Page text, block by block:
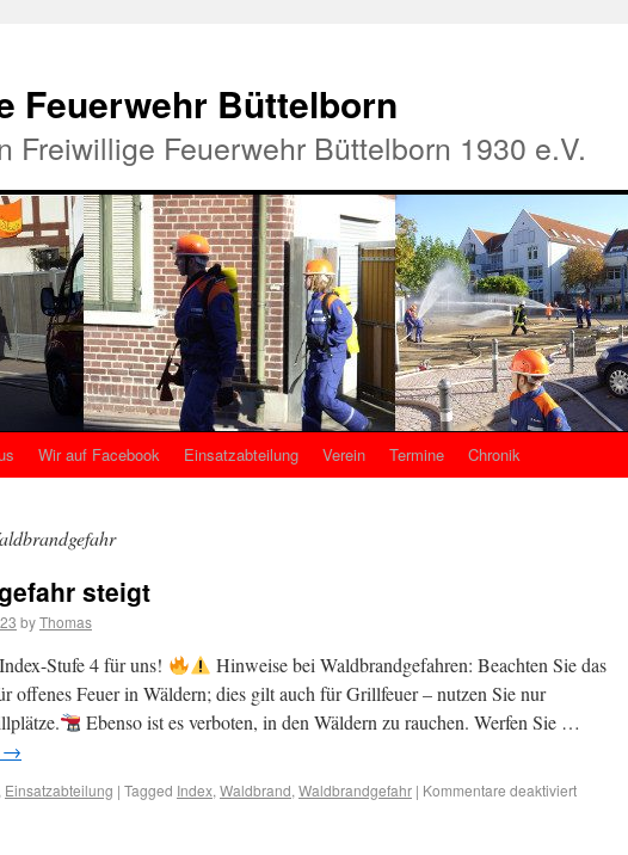
Feuerwehr Büttelborn
Freiwillige Feuerwehr Büttelborn 1930 e.V.
Wir auf Facebook Einsatzabteilung Verein Termine Chronik
steigt
byThomas
Stufe 4 für uns!
Hinweise bei Waldbrandgefahren: Beachten Sie das
offenes Feuer in Wäldern; dies gilt auch für Grillfeuer – nutzen Sie nur
Ebenso ist es verboten, in den Wäldern zu rauchen. Werfen Sie …
→
Einsatzabteilung | Tagged Index, Waldbrand, Waldbrandgefahr | Kommentare deaktiviert